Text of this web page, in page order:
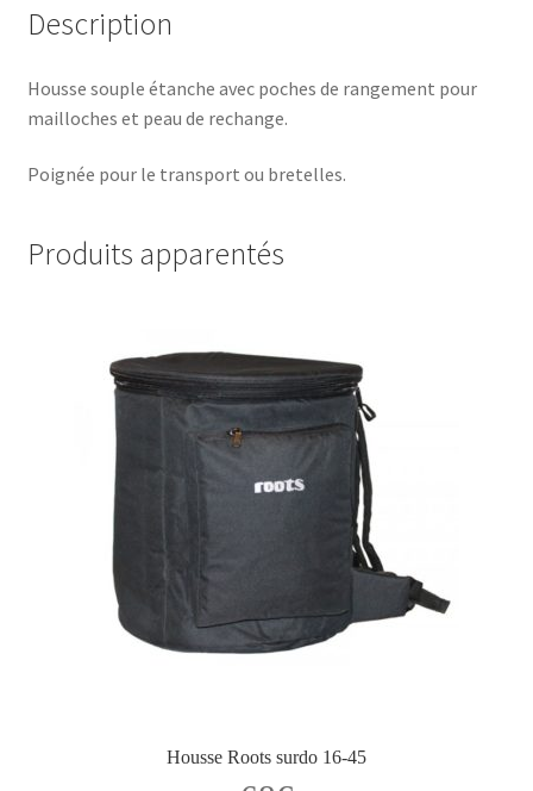
Description
Housse souple étanche avec poches de rangement pour
mailloches et peau de rechange.
Poignée pour le transport ou bretelles.
Produits apparentés
Housse Roots surdo 16-45